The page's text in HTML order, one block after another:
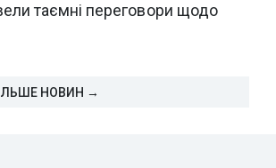
таємні переговори щодо
НОВИН →